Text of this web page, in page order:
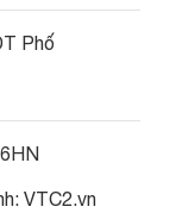
Phố
VTC2.vn